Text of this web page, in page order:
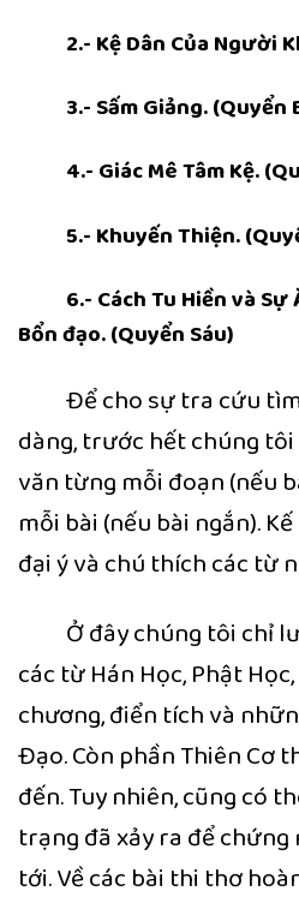
2.- Kệ Dân Của Người
3.- Sấm Giảng. (Quyển
4.- Giác Mê Tâm Kệ.
5.- Khuyến Thiện.
6.- Cách Tu Hiền và Sự
Bổn đạo. (Quyển Sáu)
Để cho sự tra cứu tìm
dàng, trước hết chúng
văn từng mỗi đoạn (nếu
mỗi bài (nếu bài ngắn).
đại ý và chú thích các từ
Ở đây chúng tôi chỉ
các từ Hán Học, Phật
chương, điển tích và
Đạo. Còn phần Thiên Cơ
đến. Tuy nhiên, cũng có
trạng đã xảy ra để
tới. Về các bài thi thơ